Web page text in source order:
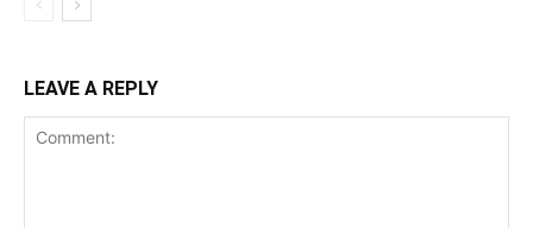
LEAVE A REPLY